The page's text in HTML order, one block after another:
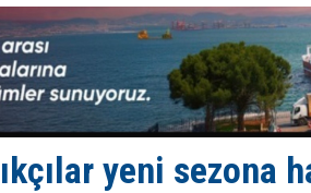
Tersane
İngiliz
FESCO,
DESE,
35 milyon
İnsansız
Anadolu
yeni sezona